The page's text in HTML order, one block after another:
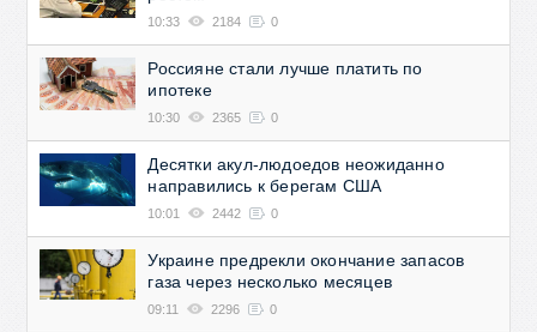
10:33 2184 0
Россияне стали лучше платить по
ипотеке
10:30 2365 0
Десятки акул-людоедов неожиданно
направились к берегам США
10:01 2442 0
Украине предрекли окончание запасов
газа через несколько месяцев
09:11 2296 0